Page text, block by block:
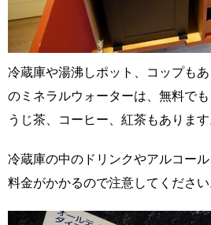
冷蔵庫や湯沸しポット、コップも
のミネラルウォーターは、無料で
うじ茶、コーヒー、紅茶もあります
冷蔵庫の中のドリンクやアルコー
料金がかかるので注意してください